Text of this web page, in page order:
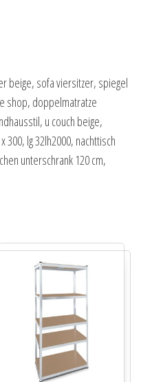
beige, sofa viersitzer, spiegel
shop, doppelmatratze
u couch beige,
300, lg 32lh2000, nachttisch
unterschrank 120 cm,